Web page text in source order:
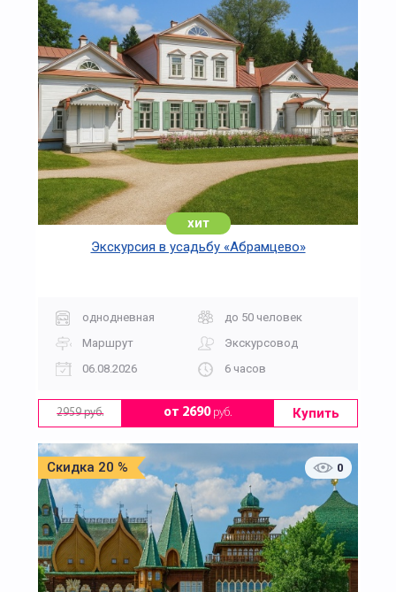
хит
Экскурсия в усадьбу «Абрамцево»
однодневная
до 50 человек
Маршрут
Экскурсовод
06.08.2026
6 часов
2959 руб. от 2690руб. Купить
Скидка 20 % 0